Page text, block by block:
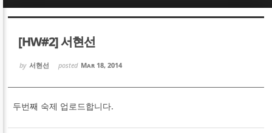
[HW#2] 서현선
by 서현선 posted Mar 18, 2014
두번째 숙제 업로드합니다.
Sketchbook5, 스케치북5
Sketchbook5, 스케치북5